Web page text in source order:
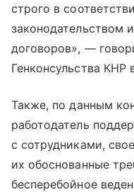
строго в
законодательством
договоров», —
Генконсульства КНР
Также, по данным
работодатель
с сотрудниками,
их обоснованные
бесперебойное